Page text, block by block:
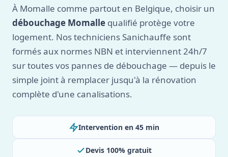
À Momalle comme partout en Belgique, choisir un
débouchage Momalle qualifié protège votre
logement. Nos techniciens Sanichauffe sont
formés aux normes NBN et interviennent 24h/7
sur toutes vos pannes de débouchage — depuis le
simple joint à remplacer jusqu'à la rénovation
complète d'une canalisations.
Intervention en 45 min
Devis 100% gratuit